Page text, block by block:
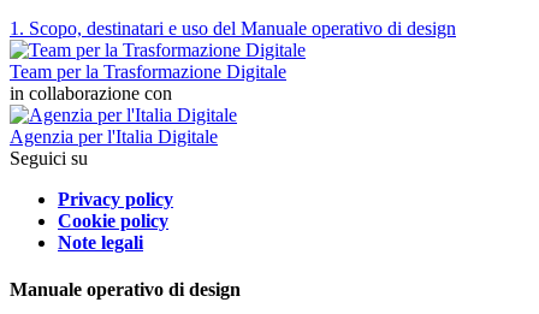
1. Scopo, destinatari e uso del Manuale operativo di design
Team per la Trasformazione Digitale
in collaborazione con
Agenzia per l'Italia Digitale
Seguici su
Privacy policy
Cookie policy
Note legali
Manuale operativo di design